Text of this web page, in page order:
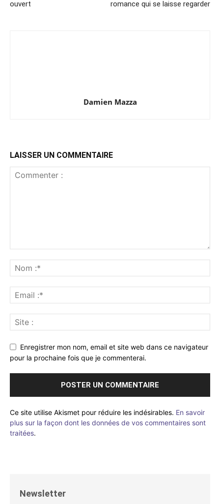
ouvert
romance qui se laisse regarder
Damien Mazza
LAISSER UN COMMENTAIRE
Enregistrer mon nom, email et site web dans ce navigateur
pour la prochaine fois que je commenterai.
Ce site utilise Akismet pour réduire les indésirables. En savoir
plus sur la façon dont les données de vos commentaires sont
traitées.
Newsletter